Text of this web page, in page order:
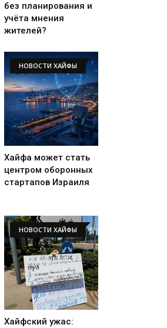
без планирования и
учёта мнения
жителей?
НОВОСТИ ХАЙФЫ
Хайфа может стать
центром оборонных
стартапов Израиля
НОВОСТИ ХАЙФЫ
Хайфский ужас: